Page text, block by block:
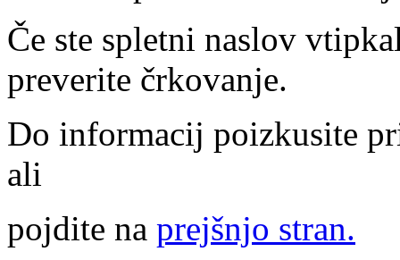
Če ste spletni naslov
preverite črkovanje.
Do informacij poizkusite
ali
pojdite na prejšnjo stran.